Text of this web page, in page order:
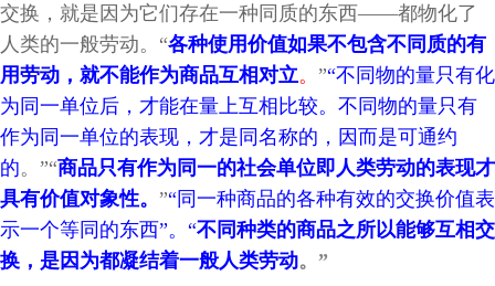
交换，就是因为它们存在一种同质的东西——都物化了
人类的一般劳动。“各种使用价值如果不包含不同质的有
用劳动，就不能作为商品互相对立。 ”“不同物的量只有化
为同一单位后，才能在量上互相比较。不同物的量只有
作为同一单位的表现，才是同名称的，因而是可通约
的。 ”“商品只有作为同一的社会单位即人类劳动的表现才
具有价值对象性。 ”“同一种商品的各种有效的交换价值表
示一个等同的东西”。“不同种类的商品之所以能够互相交
换，是因为都凝结着一般人类劳动。”